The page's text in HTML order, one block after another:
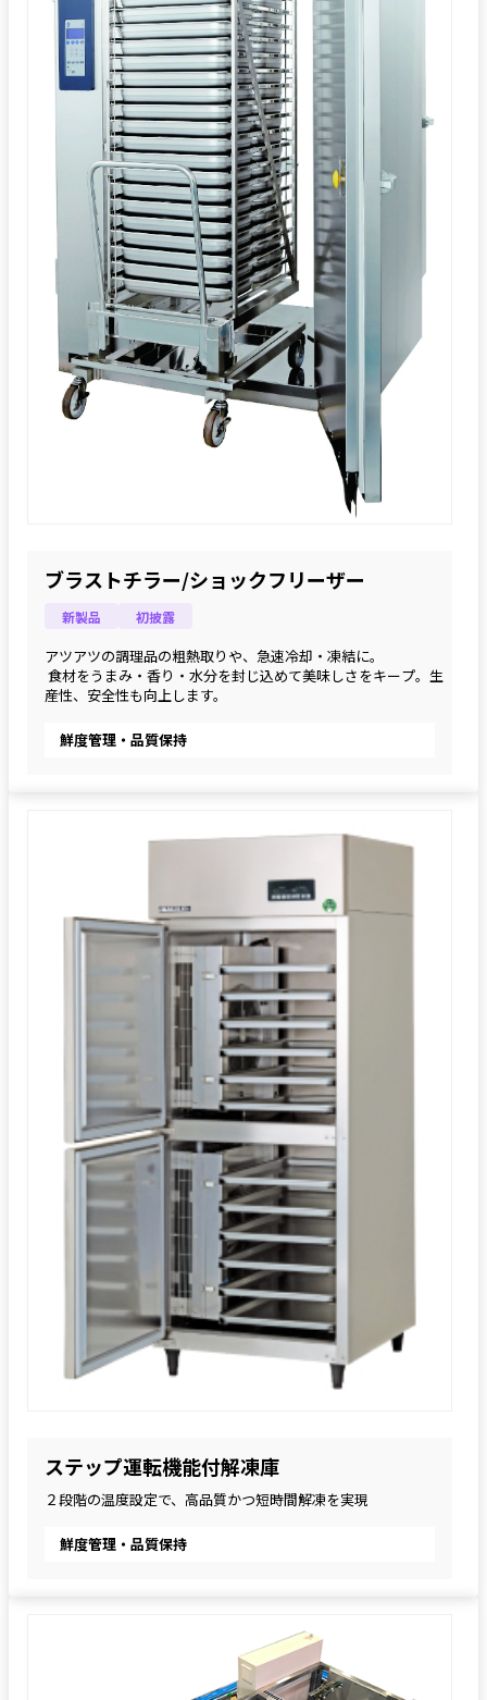
ブラストチラー/ショックフリーザー
新製品 初披露
アツアツの調理品の粗熱取りや、急速冷却・凍結に。
食材をうまみ・香り・水分を封じ込めて美味しさをキープ。生
産性、安全性も向上します。
鮮度管理・品質保持
ステップ運転機能付解凍庫
２段階の温度設定で、高品質かつ短時間解凍を実現
鮮度管理・品質保持